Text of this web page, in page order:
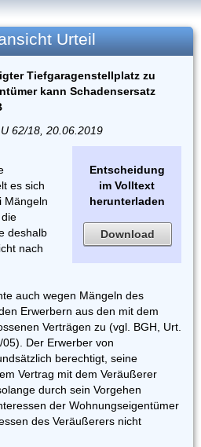
Urteil
Tiefgaragenstellplatz zu
kann Schadensersatz
62/18, 20.06.2019
Entscheidung
im Volltext
herunterladen
Download
es sich
Mängeln
deshalb
nach
auch wegen Mängeln des
Erwerbern aus den mit dem
Verträgen zu (vgl. BGH, Urt.
Der Erwerber von
berechtigt, seine
Vertrag mit dem Veräußerer
durch sein Vorgehen
der Wohnungseigentümer
des Veräußerers nicht